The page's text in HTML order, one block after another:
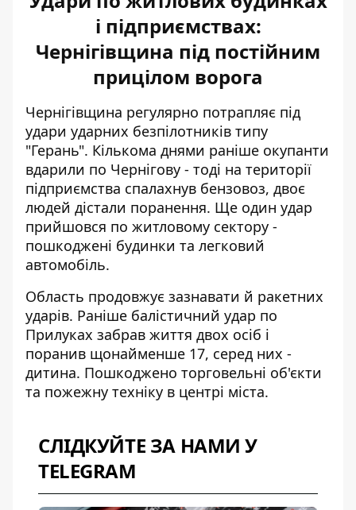
і підприємствах:
Чернігівщина під постійним
прицілом ворога
Чернігівщина регулярно потрапляє під
удари ударних безпілотників типу
"Герань". Кількома днями раніше окупанти
вдарили по Чернігову - тоді на території
підприємства спалахнув бензовоз, двоє
людей дістали поранення. Ще один удар
прийшовся по житловому сектору -
пошкоджені будинки та легковий
автомобіль.
Область продовжує зазнавати й ракетних
ударів. Раніше балістичний удар по
Прилуках забрав життя двох осіб і
поранив щонайменше 17, серед них -
дитина. Пошкоджено торговельні об'єкти
та пожежну техніку в центрі міста.
СЛІДКУЙТЕ ЗА НАМИ У
TELEGRAM